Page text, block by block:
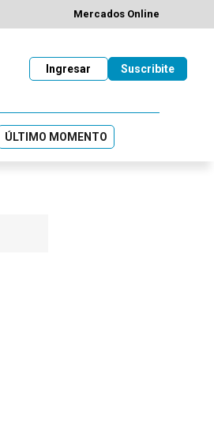
Mercados Online
Suscribite
Ingresar
ÚLTIMO MOMENTO